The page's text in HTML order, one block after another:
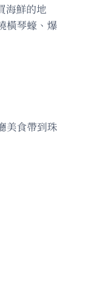
海鮮的地
橫琴蠔、爆
美食帶到珠